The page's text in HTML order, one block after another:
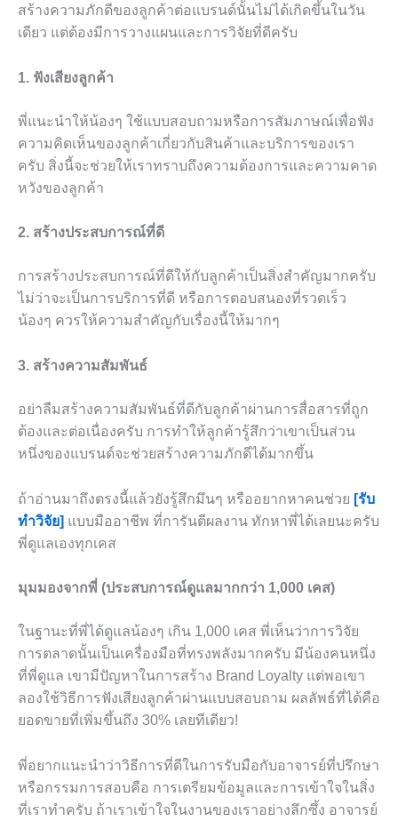
สร้างความภักดีของลูกค้าต่อแบรนด์นั้นไม่ได้เกิดขึ้นในวัน
เดียว แต่ต้องมีการวางแผนและการวิจัยที่ดีครับ
1. ฟังเสียงลูกค้า
พี่แนะนำให้น้องๆ ใช้แบบสอบถามหรือการสัมภาษณ์เพื่อฟัง
ความคิดเห็นของลูกค้าเกี่ยวกับสินค้าและบริการของเรา
ครับ สิ่งนี้จะช่วยให้เราทราบถึงความต้องการและความคาด
หวังของลูกค้า
2. สร้างประสบการณ์ที่ดี
การสร้างประสบการณ์ที่ดีให้กับลูกค้าเป็นสิ่งสำคัญมากครับ
ไม่ว่าจะเป็นการบริการที่ดี หรือการตอบสนองที่รวดเร็ว
น้องๆ ควรให้ความสำคัญกับเรื่องนี้ให้มากๆ
3. สร้างความสัมพันธ์
อย่าลืมสร้างความสัมพันธ์ที่ดีกับลูกค้าผ่านการสื่อสารที่ถูก
ต้องและต่อเนื่องครับ การทำให้ลูกค้ารู้สึกว่าเขาเป็นส่วน
หนึ่งของแบรนด์จะช่วยสร้างความภักดีได้มากขึ้น
ถ้าอ่านมาถึงตรงนี้แล้วยังรู้สึกมึนๆ หรืออยากหาคนช่วย [รับ
ทำวิจัย] แบบมืออาชีพ ที่การันตีผลงาน ทักหาพี่ได้เลยนะครับ
พี่ดูแลเองทุกเคส
มุมมองจากพี่ (ประสบการณ์ดูแลมากกว่า 1,000 เคส)
ในฐานะที่พี่ได้ดูแลน้องๆ เกิน 1,000 เคส พี่เห็นว่าการวิจัย
การตลาดนั้นเป็นเครื่องมือที่ทรงพลังมากครับ มีน้องคนหนึ่ง
ที่พี่ดูแล เขามีปัญหาในการสร้าง Brand Loyalty แต่พอเขา
ลองใช้วิธีการฟังเสียงลูกค้าผ่านแบบสอบถาม ผลลัพธ์ที่ได้คือ
ยอดขายที่เพิ่มขึ้นถึง 30% เลยทีเดียว!
พี่อยากแนะนำว่าวิธีการที่ดีในการรับมือกับอาจารย์ที่ปรึกษา
หรือกรรมการสอบคือ การเตรียมข้อมูลและการเข้าใจในสิ่ง
ที่เราทำครับ ถ้าเราเข้าใจในงานของเราอย่างลึกซึ้ง อาจารย์